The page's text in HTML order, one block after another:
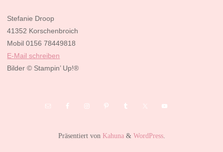
Stefanie Droop
41352 Korschenbroich
Mobil 0156 78449818
E-Mail schreiben
Bilder © Stampin’ Up!®
Präsentiert von Kahuna & WordPress.